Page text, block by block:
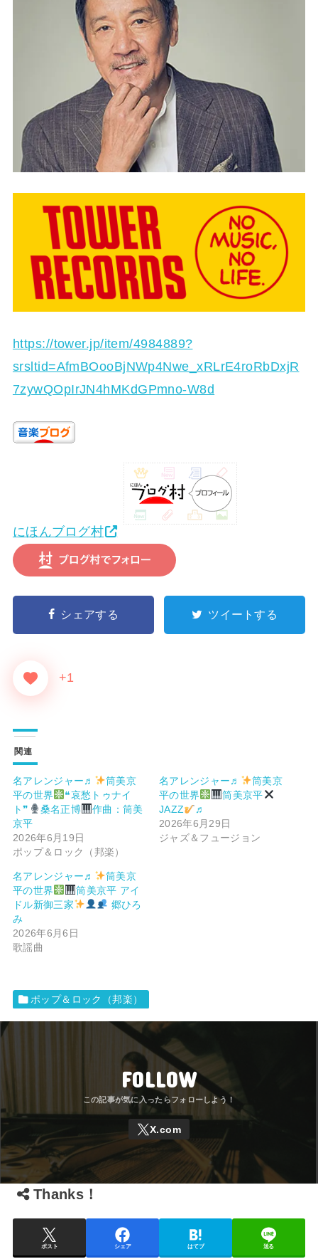
https://tower.jp/item/4984889?
srsltid=AfmBOooBjNWp4Nwe_xRLrE4roRbDxjR
7zywQOpIrJN4hMKdGPmno-W8d
にほんブログ村
シェアする ツイートする
+1
関連
名アレンジャー♬
筒美京
平の世界
❝哀愁トゥナイ
ト❞
桑名正博
作曲：筒美
京平
2026年6月19日
ポップ＆ロック（邦楽）
名アレンジャー♬
筒美京
平の世界
筒美京平
JAZZ
♬
2026年6月29日
ジャズ＆フュージョン
名アレンジャー♬
筒美京
平の世界
筒美京平 アイ
ドル新御三家
郷ひろ
み
2026年6月6日
歌謡曲
ポップ＆ロック（邦楽）
FOLLOW
Thanks！
ポスト シェア はてブ 送る